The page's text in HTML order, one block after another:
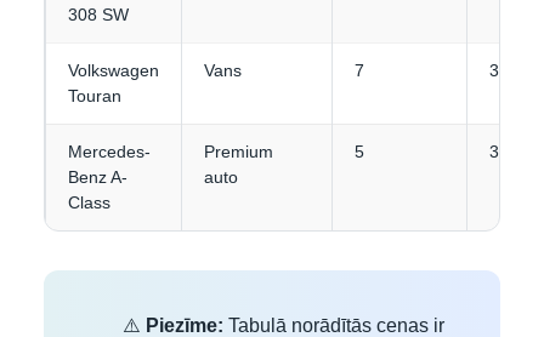
308 SW
Volkswagen
Touran
Vans 7 3-4
Mercedes-
Benz A-
Class
Premium
auto
5 3
⚠️ Piezīme: Tabulā norādītās cenas ir